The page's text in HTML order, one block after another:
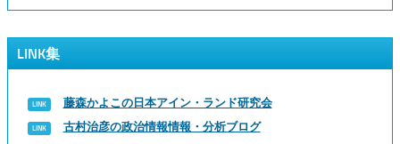
LINK集
藤森かよこの日本アイン・ランド研究会
古村治彦の政治情報情報・分析ブログ